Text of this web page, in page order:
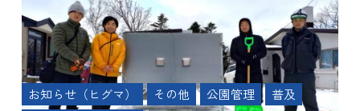
お知らせ（ヒグマ） その他 公園管理
普及